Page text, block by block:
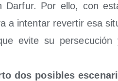
Por ello, con
a inten­tar rever­tir esa
evi­te su
dos posi­bles